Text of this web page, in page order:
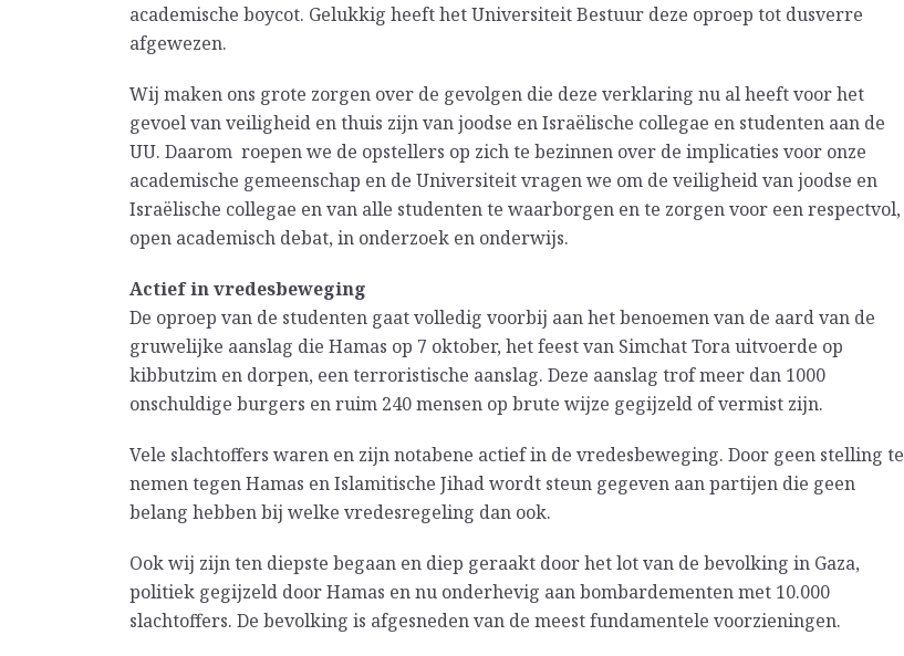
academische boycot. Gelukkig heeft het Universiteit Bestuur deze oproep tot dusverre
afgewezen.
Wij maken ons grote zorgen over de gevolgen die deze verklaring nu al heeft voor het
gevoel van veiligheid en thuis zijn van joodse en Israëlische collegae en studenten aan de
UU. Daarom roepen we de opstellers op zich te bezinnen over de implicaties voor onze
academische gemeenschap en de Universiteit vragen we om de veiligheid van joodse en
Israëlische collegae en van alle studenten te waarborgen en te zorgen voor een respectvol,
open academisch debat, in onderzoek en onderwijs.
Actief in vredesbeweging
De oproep van de studenten gaat volledig voorbij aan het benoemen van de aard van de
gruwelijke aanslag die Hamas op 7 oktober, het feest van Simchat Tora uitvoerde op
kibbutzim en dorpen, een terroristische aanslag. Deze aanslag trof meer dan 1000
onschuldige burgers en ruim 240 mensen op brute wijze gegijzeld of vermist zijn.
Vele slachtoffers waren en zijn notabene actief in de vredesbeweging. Door geen stelling te
nemen tegen Hamas en Islamitische Jihad wordt steun gegeven aan partijen die geen
belang hebben bij welke vredesregeling dan ook.
Ook wij zijn ten diepste begaan en diep geraakt door het lot van de bevolking in Gaza,
politiek gegijzeld door Hamas en nu onderhevig aan bombardementen met 10.000
slachtoffers. De bevolking is afgesneden van de meest fundamentele voorzieningen.